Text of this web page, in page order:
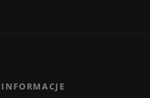
INFORMACJE